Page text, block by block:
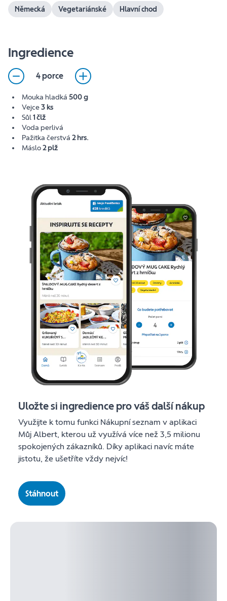
Německá Vegetariánské Hlavní chod
Ingredience
4 porce
Mouka hladká 500 g
Vejce3 ks
Sůl1 člž
Voda perlivá
Pažitka čerstvá 2 hrs.
Máslo2 plž
Uložte si ingredience pro váš další nákup
Využijte k tomu funkci Nákupní seznam v aplikaci
Můj Albert, kterou už využívá více než 3,5 milionu
spokojených zákazníků. Díky aplikaci navíc máte
jistotu, že ušetříte vždy nejvíc!
Stáhnout